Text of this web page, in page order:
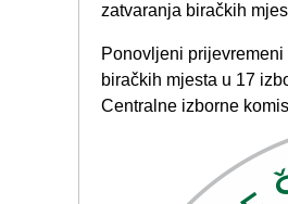
zatvaranja biračkih
Ponovljeni
biračkih mjesta u 17
Centralne izborne